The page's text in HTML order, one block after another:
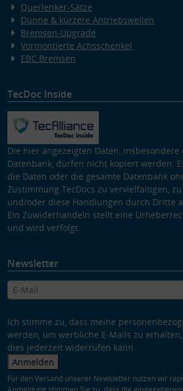
Querlenker-Sätze
Dünne & kürzere Antriebswellen
Bremsen-Upgrade
Vormontierte Achsschenkel
EBC Bremsen
TecDoc Inside
Die hier angezeigten Daten, insbesondere
Datenbank, dürfen nicht kopiert werden.
die Daten oder die gesamte Datenbank
Zustimmung TecDocs zu vervielfältigen,
und/oder diese Handlungen durch Dritte
Ein Zuwiderhandeln stellt eine
und wird verfolgt.
Newsletter
Ich stimme zu, dass meine
werden, um werbliche E-Mails zu
dies jederzeit widerrufen kann.
Anmelden
Für den Versand unserer Newsletter nutzen wir